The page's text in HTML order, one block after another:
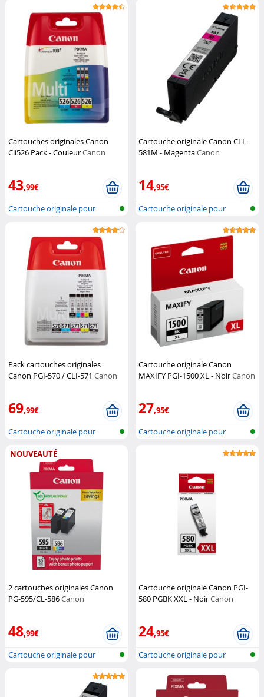
Cartouches originales Canon
Cli526 Pack - CouleurCanon
43,99€
Cartouche originale pour
Cartouche originale Canon CLI-
581M - MagentaCanon
14,95€
Cartouche originale pour
Pack cartouches originales
Canon PGI-570 / CLI-571 Canon
69,99€
Cartouche originale pour
Cartouche originale Canon
MAXIFY PGI-1500 XL - NoirCanon
27,95€
Cartouche originale pour
NOUVEAUTÉ
2 cartouches originales Canon
PG-595/CL-586Canon
48,99€
Cartouche originale pour
Cartouche originale Canon PGI-
580 PGBK XXL - NoirCanon
24,95€
Cartouche originale pour